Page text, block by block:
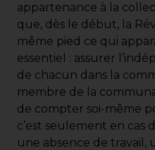
appartenance à la
que, dès le début, la
même pied ce qui
essentiel : assurer
de chacun dans la
membre de la
de compter soi-même
c’est seulement en
une absence de travail,